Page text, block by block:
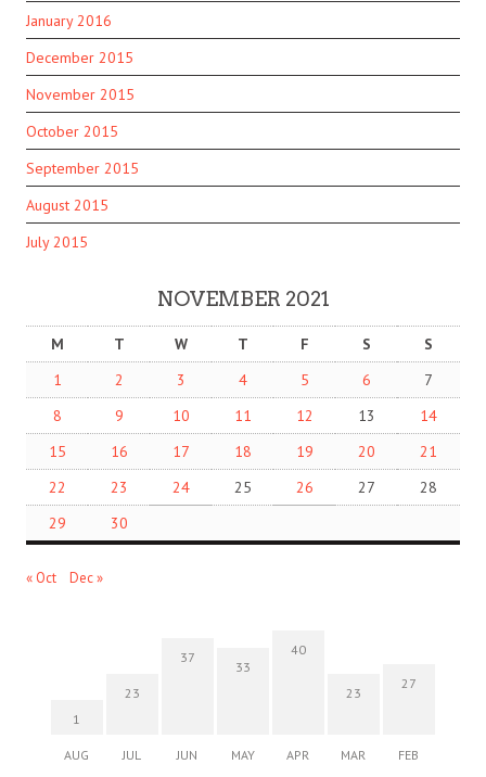
January 2016
December 2015
November 2015
October 2015
September 2015
August 2015
July 2015
NOVEMBER 2021
M T W T F S
S
1
2 3 4 5 6
7
8
9 10 11 12 13
14
15
16 17 18 19 20
21
22
23 24 25 26 27
28
29
30
« Oct Dec »
1
AUG
23
JUL
37
JUN
33
MAY
40
APR
23
MAR
27
FEB